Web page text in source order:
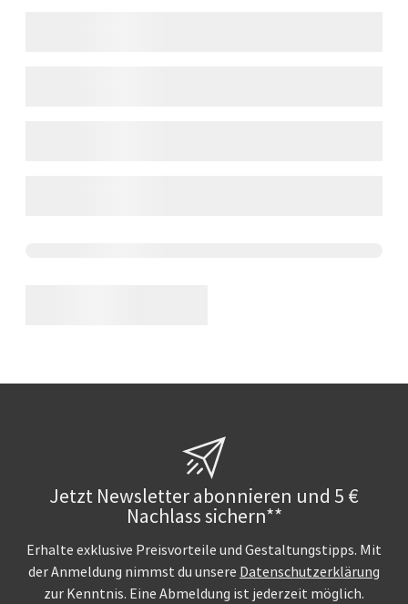
Jetzt Newsletter abonnieren und 5 €
Nachlass sichern**
Erhalte exklusive Preisvorteile und Gestaltungstipps. Mit
der Anmeldung nimmst du unsere Datenschutzerklärung
zur Kenntnis. Eine Abmeldung ist jederzeit möglich.